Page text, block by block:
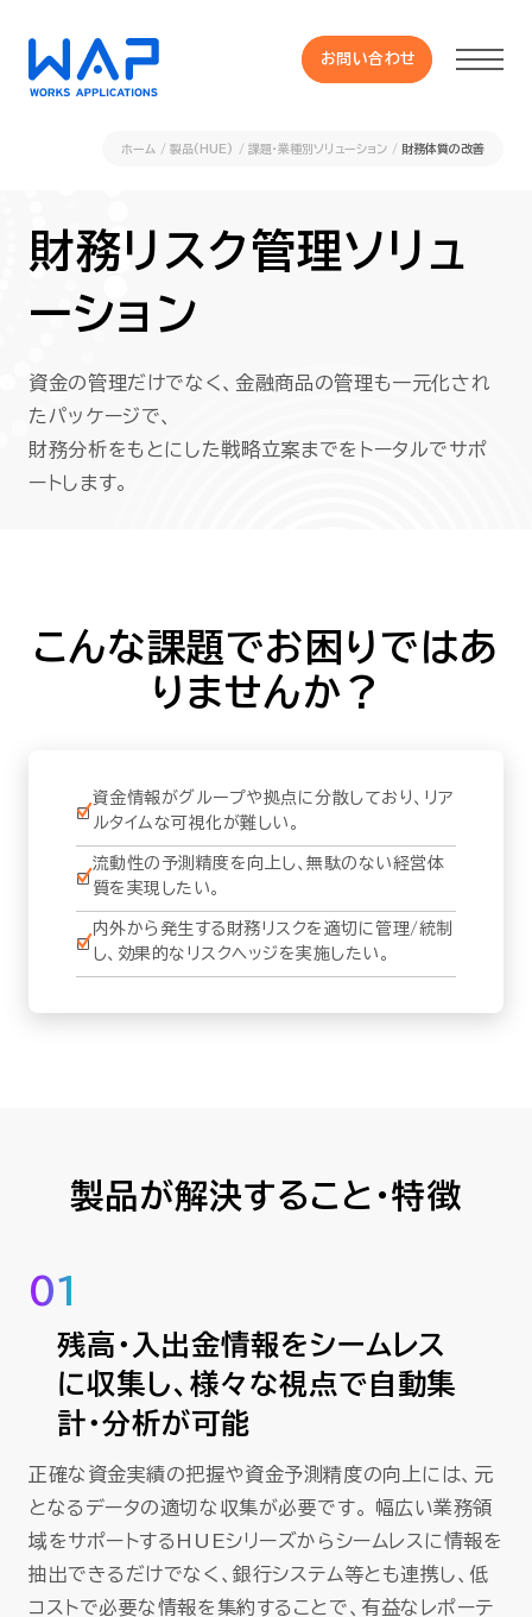
お問い合わせ
HUE 機能一覧
サービス
OXYGラインナップ
事例
資料ダウンロード
EN
ホーム 製品(HUE) 課題・業種別ソリューション 財務体質の改善
財務リスク管理ソリュ
ーション
資金の管理だけでなく、金融商品の管理も一元化され
たパッケージで、
財務分析をもとにした戦略立案までをトータルでサポ
ートします。
こんな課題でお困りではあ
りませんか？
資金情報がグループや拠点に分散しており、リア
ルタイムな可視化が難しい。
流動性の予測精度を向上し、無駄のない経営体
質を実現したい。
内外から発生する財務リスクを適切に管理/統制
し、効果的なリスクヘッジを実施したい。
製品が解決すること・特徴
01
残高・入出金情報をシームレス
に収集し、様々な視点で自動集
計・分析が可能
正確な資金実績の把握や資金予測精度の向上には、元
となるデータの適切な収集が必要です。 幅広い業務領
域をサポートするHUEシリーズからシームレスに情報を
抽出できるだけでなく、銀行システム等とも連携し、低
コストで必要な情報を集約することで、有益なレポーテ
お問い合わせ